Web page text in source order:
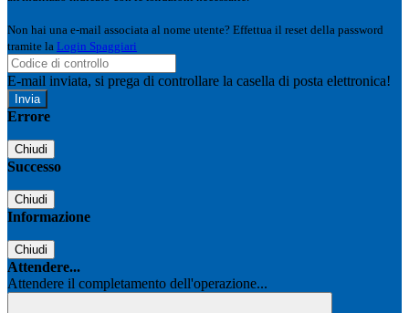
Non hai una e-mail associata al nome utente? Effettua il reset della password
tramite la Login Spaggiari
E-mail inviata, si prega di controllare la casella di posta elettronica!
Errore
Chiudi
Successo
Chiudi
Informazione
Chiudi
Attendere...
Attendere il completamento dell'operazione...